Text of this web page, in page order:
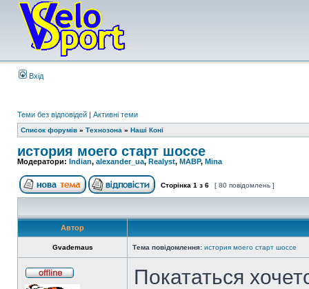
Вхід
Теми без відповідей | Активні теми
Список форумів » Технозона » Наші Коні
история моего старт шоссе
Модератори: Indian, alexander_ua,Realyst, MABP, Mina
Сторінка 1 з 6 [ 80 повідомлень ]
Автор
Gvademaus Тема повідомлення: история моего старт шоссе
Покататься